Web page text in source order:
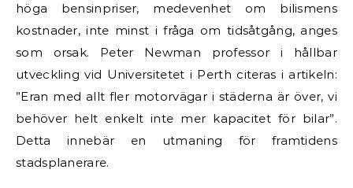
höga bensinpriser, medevenhet om bilismens
kostnader, inte minst i fråga om tidsåtgång, anges
som orsak. Peter Newman professor i hållbar
utveckling vid Universitetet i Perth citeras i artikeln:
”Eran med allt fler motorvägar i städerna är över, vi
behöver helt enkelt inte mer kapacitet för bilar”.
Detta innebär en utmaning för framtidens
stadsplanerare.